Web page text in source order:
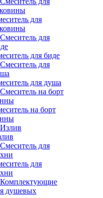
для
для биде
для душа
на борт
для